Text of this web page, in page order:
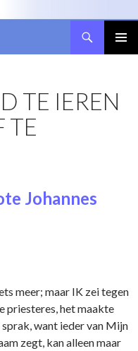
TE IEREN
TE
Johannes
meer; maar IK zei tegen
priesteres, het maakte
want ieder van Mijn
zegt, kan alleen maar